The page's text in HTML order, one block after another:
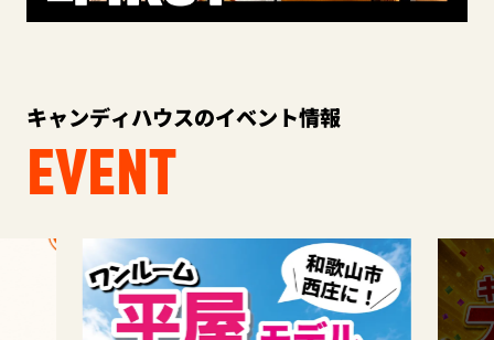
キャンディハウスのイベント情報
EVENT